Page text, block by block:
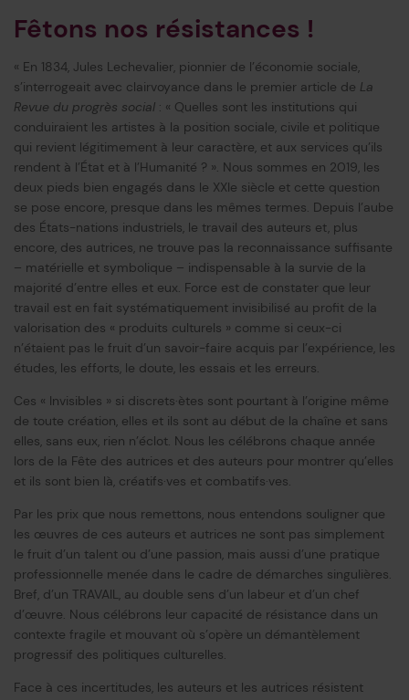
Fêtons nos résistances !
« En 1834, Jules Lechevalier, pionnier de l’économie sociale,
s’interrogeait avec clairvoyance dans le premier article de La
Revue du progrès social : « Quelles sont les institutions qui
conduiraient les artistes à la position sociale, civile et politique
qui revient légitimement à leur caractère, et aux services qu’ils
rendent à l’État et à l’Humanité ? ». Nous sommes en 2019, les
deux pieds bien engagés dans le XXIe siècle et cette question
se pose encore, presque dans les mêmes termes. Depuis l’aube
des États-nations industriels, le travail des auteurs et, plus
encore, des autrices, ne trouve pas la reconnaissance suffisante
– matérielle et symbolique – indispensable à la survie de la
majorité d’entre elles et eux. Force est de constater que leur
travail est en fait systématiquement invisibilisé au profit de la
valorisation des « produits culturels » comme si ceux-ci
n’étaient pas le fruit d’un savoir-faire acquis par l’expérience, les
études, les efforts, le doute, les essais et les erreurs.
Ces « Invisibles » si discrets·ètes sont pourtant à l’origine même
de toute création, elles et ils sont au début de la chaîne et sans
elles, sans eux, rien n’éclot. Nous les célébrons chaque année
lors de la Fête des autrices et des auteurs pour montrer qu’elles
et ils sont bien là, créatifs·ves et combatifs·ves.
Par les prix que nous remettons, nous entendons souligner que
les œuvres de ces auteurs et autrices ne sont pas simplement
le fruit d’un talent ou d’une passion, mais aussi d’une pratique
professionnelle menée dans le cadre de démarches singulières.
Bref, d’un TRAVAIL, au double sens d’un labeur et d’un chef
d’œuvre. Nous célébrons leur capacité de résistance dans un
contexte fragile et mouvant où s’opère un démantèlement
progressif des politiques culturelles.
Face à ces incertitudes, les auteurs et les autrices résistent